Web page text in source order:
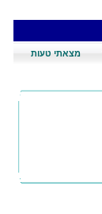
מצאתי טעות